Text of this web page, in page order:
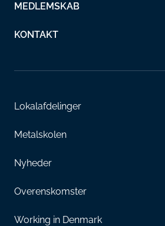
MEDLEMSKAB
KONTAKT
Lokalafdelinger
Metalskolen
Nyheder
Overenskomster
Working in Denmark